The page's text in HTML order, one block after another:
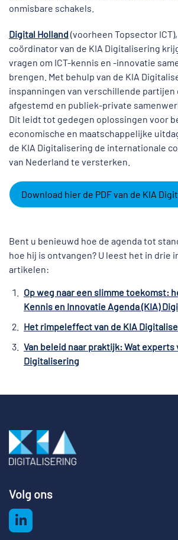
onmisbare schakels.
Digital Holland(voorheen Topsector
coördinator van de KIA Digitalisering
vragen om ICT-kennis en -innovatie
brengen. Met behulp van de KIA
inspanningen van verschillende partijen
afgestemd en publiek-private
Dit leidt tot gedegen oplossingen voor
economische en maatschappelijke
de KIA Digitalisering de internationale
van Nederland te versterken.
Download hier de PDF van de KIA
Bent u benieuwd hoe de agenda tot
hoe hij is ontvangen? U leest het in drie
artikelen:
Op weg naar een slimme toekomst:
Kennis en Innovatie Agenda (KIA)
Het rimpeleffect van de KIA
Van beleid naar praktijk: Wat experts
Digitalisering
Volg ons